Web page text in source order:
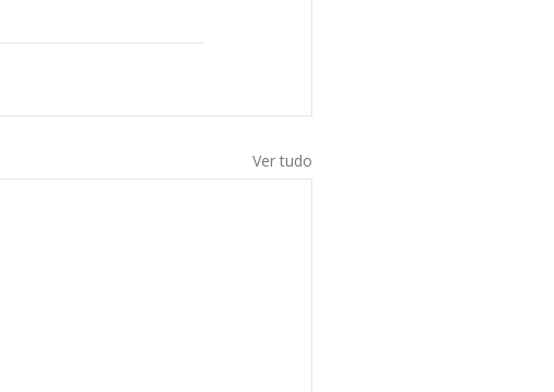
Ver tudo